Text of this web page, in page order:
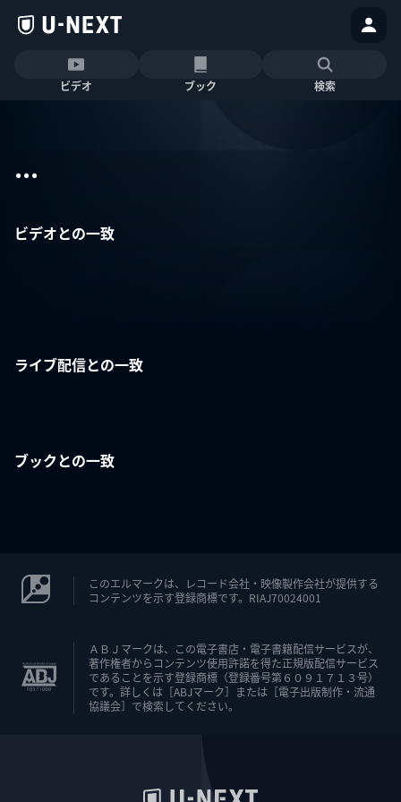
ビデオ ブック 検索
...
ビデオとの一致
ライブ配信との一致
ブックとの一致
このエルマークは、レコード会社・映像製作会社が提供する
コンテンツを示す登録商標です。RIAJ70024001
ＡＢＪマークは、この電子書店・電子書籍配信サービスが、
著作権者からコンテンツ使用許諾を得た正規版配信サービス
であることを示す登録商標（登録番号第６０９１７１３号）
です。詳しくは［ABJマーク］または［電子出版制作・流通
協議会］で検索してください。